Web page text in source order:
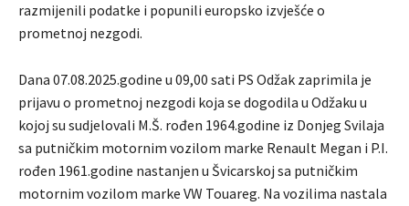
razmijenili podatke i popunili europsko izvješće o
prometnoj nezgodi.
Dana 07.08.2025.godine u 09,00 sati PS Odžak zaprimila je
prijavu o prometnoj nezgodi koja se dogodila u Odžaku u
kojoj su sudjelovali M.Š. rođen 1964.godine iz Donjeg Svilaja
sa putničkim motornim vozilom marke Renault Megan i P.I.
rođen 1961.godine nastanjen u Švicarskoj sa putničkim
motornim vozilom marke VW Touareg. Na vozilima nastala